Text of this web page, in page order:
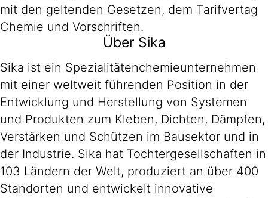
mit den geltenden Gesetzen, dem Tarifvertag
Chemie und Vorschriften.
Über Sika
Sika ist ein Spezialitätenchemieunternehmen
mit einer weltweit führenden Position in der
Entwicklung und Herstellung von Systemen
und Produkten zum Kleben, Dichten, Dämpfen,
Verstärken und Schützen im Bausektor und in
der Industrie. Sika hat Tochtergesellschaften in
103 Ländern der Welt, produziert an über 400
Standorten und entwickelt innovative